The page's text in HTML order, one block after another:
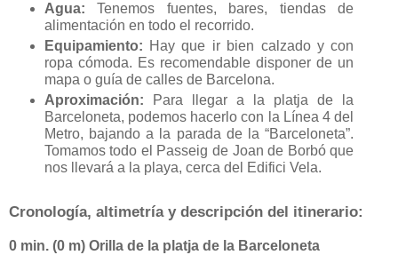
Agua:
Tenemos fuentes, bares, tiendas de
alimentación en todo el recorrido.
Equipamiento: Hay que ir bien calzado y con
ropa cómoda. Es recomendable disponer de un
mapa o guía de calles de Barcelona.
Aproximación:
Para llegar a la platja de la
Barceloneta, podemos hacerlo con la Línea 4 del
Metro, bajando a la parada de la “Barceloneta”.
Tomamos todo el Passeig de Joan de Borbó que
nos llevará a la playa, cerca del Edifici Vela.
Cronología, altimetría y descripción del itinerario:
0 min. (0 m) Orilla de la platja de la Barceloneta